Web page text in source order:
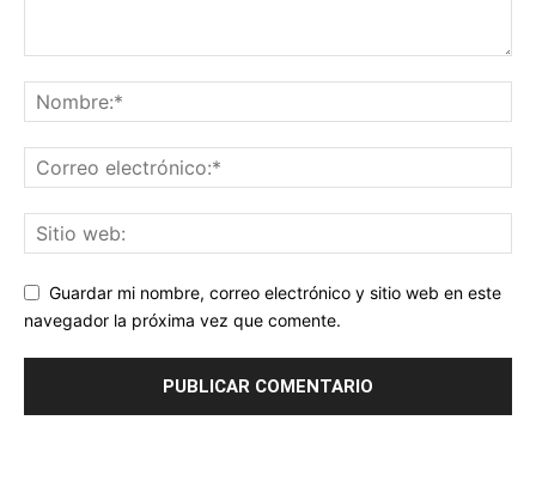
Guardar mi nombre, correo electrónico y sitio web en este
navegador la próxima vez que comente.